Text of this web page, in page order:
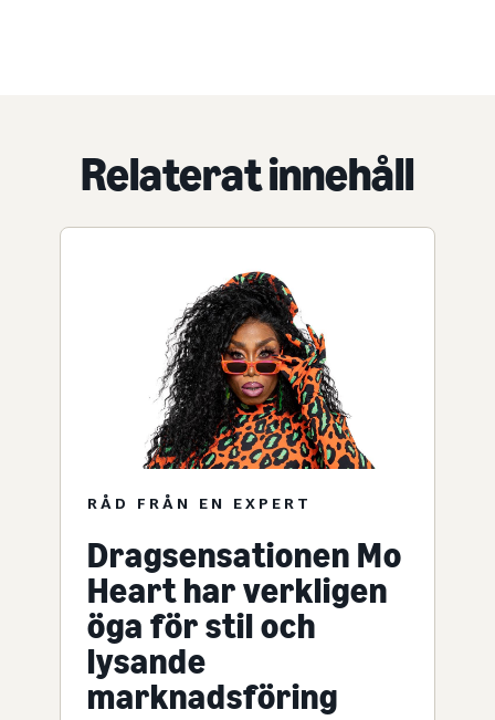
Relaterat innehåll
RÅD FRÅN EN EXPERT
Dragsensationen Mo
Heart har verkligen
öga för stil och
lysande
marknadsföring